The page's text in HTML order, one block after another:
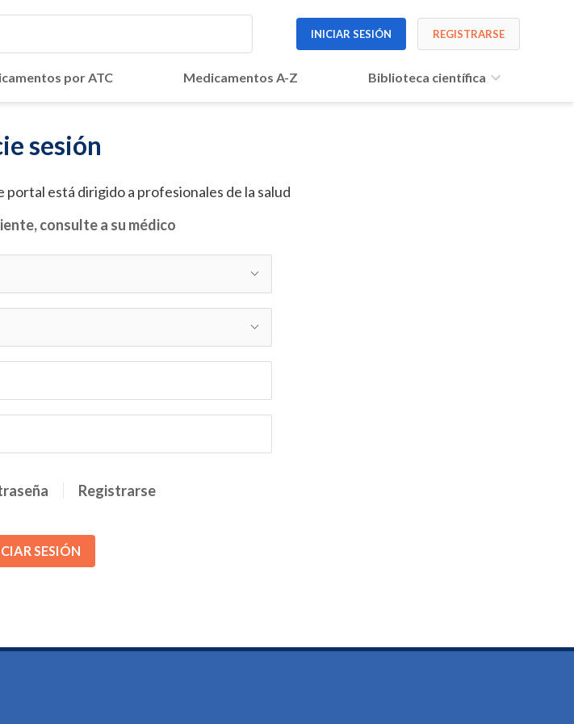
INICIAR SESIÓN REGISTRARSE
por ATC Medicamentos A-Z Biblioteca científica
sesión
está dirigido a profesionales de la salud
consulte a su médico
Registrarse
SESIÓN